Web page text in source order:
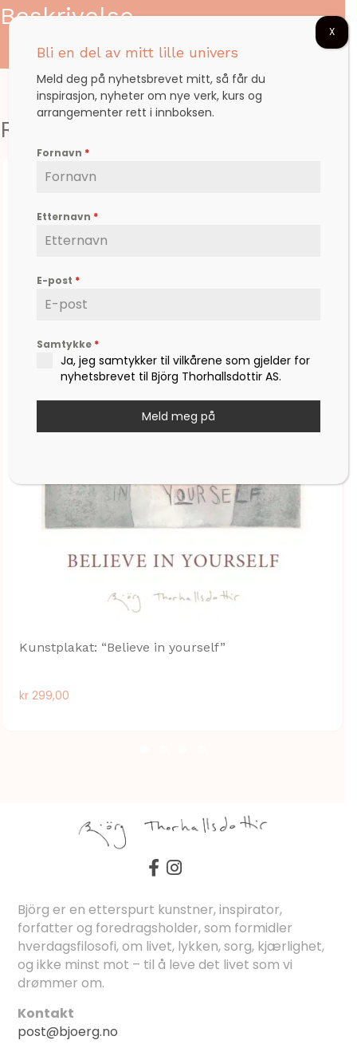
Beskrivelse
Relaterte produkter
Kunstplakat: “Believe in yourself”
kr 299,00
Björg er en etterspurt kunstner, inspirator,
forfatter og foredragsholder, som formidler
hverdagsfilosofi, om livet, lykken, sorg, kjærlighet,
og ikke minst mot – til å leve det livet som vi
drømmer om.
Kontakt
post@bjoerg.no
Bli en del av mitt lille univers
Meld deg på nyhetsbrevet mitt, så får du
inspirasjon, nyheter om nye verk, kurs og
arrangementer rett i innboksen.
Fornavn *
Etternavn *
E-post *
Samtykke *
Ja, jeg samtykker til vilkårene som gjelder for
nyhetsbrevet til Björg Thorhallsdottir AS.
Meld meg på
X